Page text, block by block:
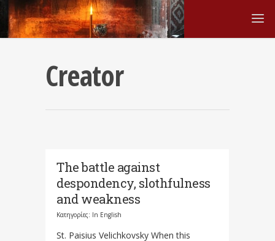
Creator
The battle against
despondency, slothfulness
and weakness
Κατηγορίες: In English
St. Paisius Velichkovsky When this